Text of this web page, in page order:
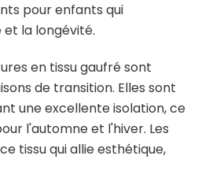
pour enfants qui
la longévité.
en tissu gaufré sont
de transition. Elles sont
une excellente isolation, ce
l'automne et l'hiver. Les
tissu qui allie esthétique,